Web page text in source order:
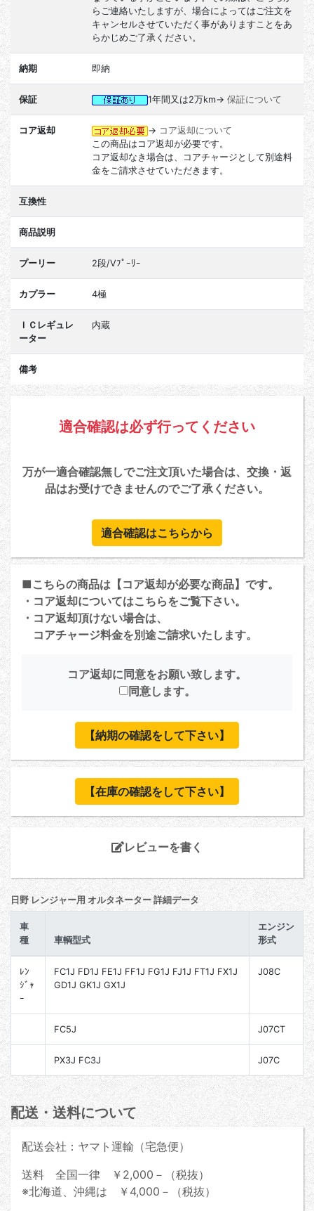
らご連絡いたしますが、場合によってはご注文を
キャンセルさせていただく事がありますことをあ
らかじめご了承ください。
納期 即納
保証 1年間又は2万km→ 保証について
コア返却 → コア返却について
この商品はコア返却が必要です。
コア返却なき場合は、コアチャージとして別途料
金をご請求させていただきます。
互換性
商品説明
プーリー 2段/Vﾌﾟｰﾘｰ
カプラー 4極
ＩＣレギュレ
ーター
内蔵
備考
適合確認は必ず行ってください
万が一適合確認無しでご注文頂いた場合は、交換・返
品はお受けできませんのでご了承ください。
適合確認はこちらから
■こちらの商品は【コア返却が必要な商品】です。
・コア返却についてはこちらをご覧下さい。
・コア返却頂けない場合は、
コアチャージ料金を別途ご請求いたします。
コア返却に同意をお願い致します。
同意します。
【納期の確認をして下さい】
【在庫の確認をして下さい】
レビューを書く
日野 レンジャー用 オルタネーター 詳細データ
車
種
車輌型式
エンジン
形式
ﾚﾝ
ｼﾞｬ
ｰ
FC1J FD1J FE1J FF1J FG1J FJ1J FT1J FX1J
GD1J GK1J GX1J
J08C
FC5J J07CT
PX3J FC3J J07C
配送・送料について
配送会社：ヤマト運輸（宅急便）
送料 全国一律 ￥2,000－（税抜）
※北海道、沖縄は ￥4,000－（税抜）